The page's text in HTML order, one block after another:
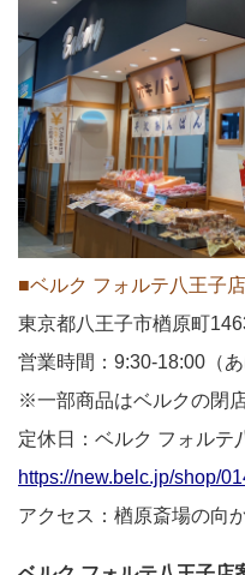
■ベルク フォルテ八王子店
東京都八王子市楢原町
営業時間：9:30-18:00（
※一部商品はベルクの閉
定休日：ベルク フォルテ
https://new.belc.jp/shop/
アクセス：楢原斎場の向